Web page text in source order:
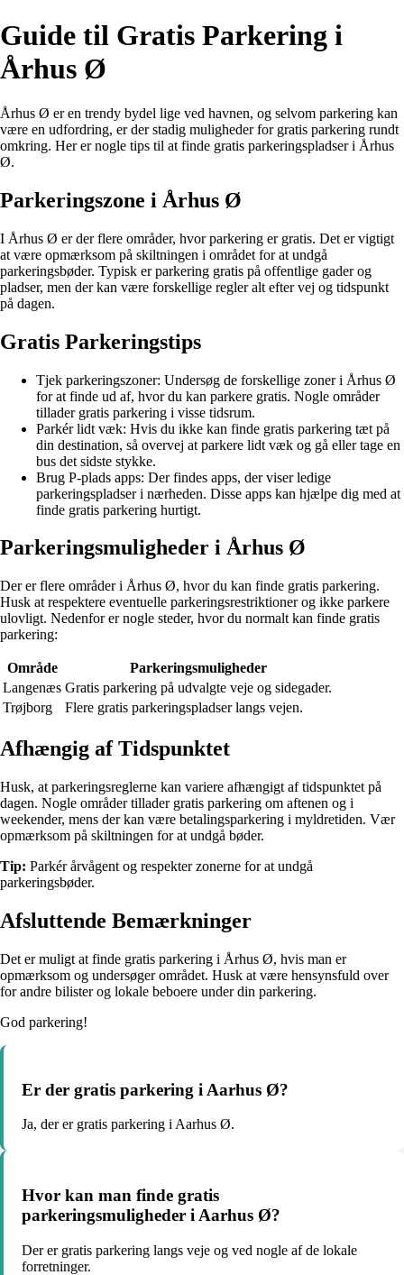
Guide til Gratis Parkering i
Århus Ø
Århus Ø er en trendy bydel lige ved havnen, og selvom parkering kan
være en udfordring, er der stadig muligheder for gratis parkering rundt
omkring. Her er nogle tips til at finde gratis parkeringspladser i Århus
Ø.
Parkeringszone i Århus Ø
I Århus Ø er der flere områder, hvor parkering er gratis. Det er vigtigt
at være opmærksom på skiltningen i området for at undgå
parkeringsbøder. Typisk er parkering gratis på offentlige gader og
pladser, men der kan være forskellige regler alt efter vej og tidspunkt
på dagen.
Gratis Parkeringstips
Tjek parkeringszoner: Undersøg de forskellige zoner i Århus Ø
for at finde ud af, hvor du kan parkere gratis. Nogle områder
tillader gratis parkering i visse tidsrum.
Parkér lidt væk: Hvis du ikke kan finde gratis parkering tæt på
din destination, så overvej at parkere lidt væk og gå eller tage en
bus det sidste stykke.
Brug P-plads apps: Der findes apps, der viser ledige
parkeringspladser i nærheden. Disse apps kan hjælpe dig med at
finde gratis parkering hurtigt.
Parkeringsmuligheder i Århus Ø
Der er flere områder i Århus Ø, hvor du kan finde gratis parkering.
Husk at respektere eventuelle parkeringsrestriktioner og ikke parkere
ulovligt. Nedenfor er nogle steder, hvor du normalt kan finde gratis
parkering:
Område
Parkeringsmuligheder
Langenæs Gratis parkering på udvalgte veje og sidegader.
Trøjborg
Flere gratis parkeringspladser langs vejen.
Afhængig af Tidspunktet
Husk, at parkeringsreglerne kan variere afhængigt af tidspunktet på
dagen. Nogle områder tillader gratis parkering om aftenen og i
weekender, mens der kan være betalingsparkering i myldretiden. Vær
opmærksom på skiltningen for at undgå bøder.
Tip: Parkér årvågent og respekter zonerne for at undgå
parkeringsbøder.
Afsluttende Bemærkninger
Det er muligt at finde gratis parkering i Århus Ø, hvis man er
opmærksom og undersøger området. Husk at være hensynsfuld over
for andre bilister og lokale beboere under din parkering.
God parkering!
Er der gratis parkering i Aarhus Ø?
Ja, der er gratis parkering i Aarhus Ø.
Hvor kan man finde gratis
parkeringsmuligheder i Aarhus Ø?
Der er gratis parkering langs veje og ved nogle af de lokale
forretninger.